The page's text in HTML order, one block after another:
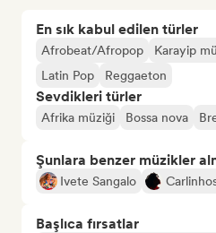
En sık kabul edilen türler
Afrobeat/Afropop Karayip
Latin Pop
Reggaeton
Sevdikleri türler
Afrika müziği Bossa nova
Şunlara benzer müzikler
Ivete Sangalo
Başlıca fırsatlar